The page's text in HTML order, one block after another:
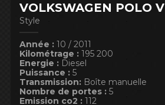
VOLKSWAGEN POLO V
Style
Année :10 / 2011
Kilométrage :195 200
Energie :Diesel
Puissance :5
Transmission:Boîte manuelle
Nombre de portes :5
Emission co2 :112